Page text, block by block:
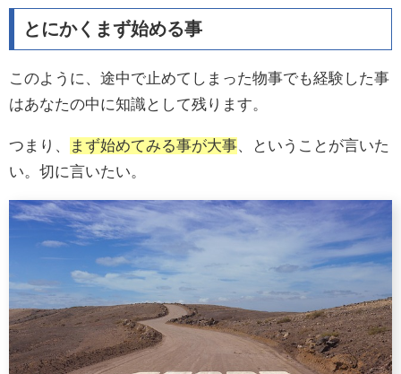
とにかくまず始める事
このように、途中で止めてしまった物事でも経験した事
はあなたの中に知識として残ります。
つまり、 まず始めてみる事が大事、ということが言いた
い。切に言いたい。